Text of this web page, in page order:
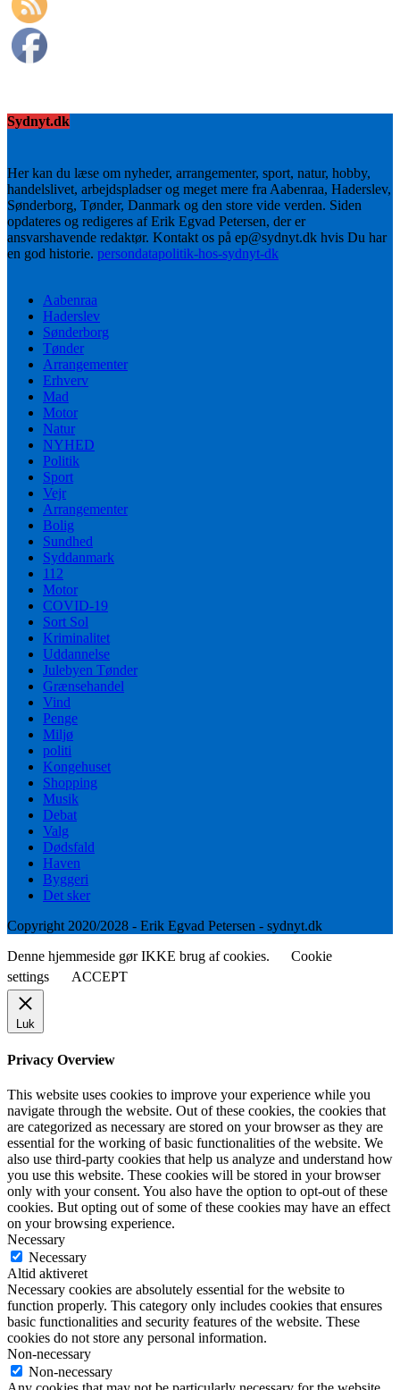
Sydnyt.dk
Her kan du læse om nyheder, arrangementer, sport, natur, hobby,
handelslivet, arbejdspladser og meget mere fra Aabenraa, Haderslev,
Sønderborg, Tønder, Danmark og den store vide verden. Siden
opdateres og redigeres af Erik Egvad Petersen, der er
ansvarshavende redaktør. Kontakt os på ep@sydnyt.dk hvis Du har
en god historie. persondatapolitik-hos-sydnyt-dk
Aabenraa
Haderslev
Sønderborg
Tønder
Arrangementer
Erhverv
Mad
Motor
Natur
NYHED
Politik
Sport
Vejr
Arrangementer
Bolig
Sundhed
Syddanmark
112
Motor
COVID-19
Sort Sol
Kriminalitet
Uddannelse
Julebyen Tønder
Grænsehandel
Vind
Penge
Miljø
politi
Kongehuset
Shopping
Musik
Debat
Valg
Dødsfald
Haven
Byggeri
Det sker
Copyright 2020/2028 - Erik Egvad Petersen - sydnyt.dk
Denne hjemmeside gør IKKE brug af cookies.
Cookie
settings
ACCEPT
Luk
Privacy Overview
This website uses cookies to improve your experience while you
navigate through the website. Out of these cookies, the cookies that
are categorized as necessary are stored on your browser as they are
essential for the working of basic functionalities of the website. We
also use third-party cookies that help us analyze and understand how
you use this website. These cookies will be stored in your browser
only with your consent. You also have the option to opt-out of these
cookies. But opting out of some of these cookies may have an effect
on your browsing experience.
Necessary
Necessary
Altid aktiveret
Necessary cookies are absolutely essential for the website to
function properly. This category only includes cookies that ensures
basic functionalities and security features of the website. These
cookies do not store any personal information.
Non-necessary
Non-necessary